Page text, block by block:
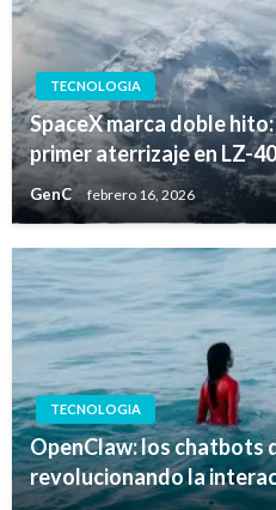
TECNOLOGIA
SpaceX marca doble
primer aterrizaje en LZ-40
GenC febrero 16, 2026
TECNOLOGIA
OpenClaw: los chatbots
revolucionando la